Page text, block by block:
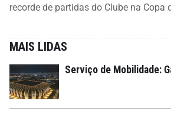
recorde de partidas do Clube na Copa
MAIS LIDAS
Serviço de Mobilidade: